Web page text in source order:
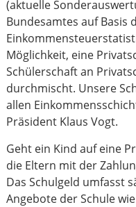
(aktuelle
Bundesamtes auf Basis
Möglichkeit, eine
Schülerschaft an
durchmischt. Unsere
allen
Präsident Klaus Vogt.
Geht ein Kind auf eine
die Eltern mit der
Das Schulgeld umfasst
Angebote der Schule